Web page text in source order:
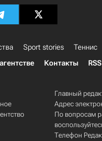
Sport stories Теннис
Контакты RSS
Главный
Адрес
По вопросам
Телефон